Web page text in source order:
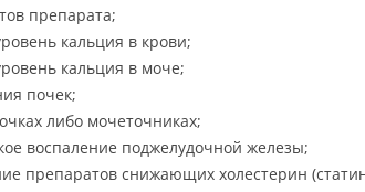
препарата;
кальция в крови;
кальция в моче;
почек;
либо мочеточниках;
воспаление поджелудочной железы;
препаратов снижающих холестерин